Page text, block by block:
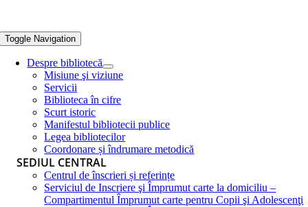
Toggle Navigation
Despre bibliotecă
Misiune şi viziune
Servicii
Biblioteca în cifre
Scurt istoric
Manifestul bibliotecii publice
Legea bibliotecilor
Coordonare și îndrumare metodică
SEDIUL CENTRAL
Centrul de înscrieri și referințe
Serviciul de Inscriere şi Împrumut carte la domiciliu –
Compartimentul Împrumut carte pentru Copii şi Adolescenţi